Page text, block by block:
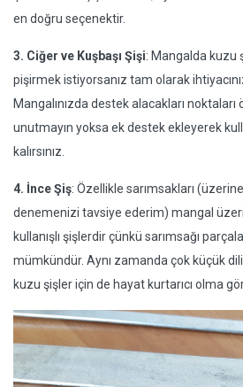
en doğru seçenektir.
3. Ciğer ve Kuşbaşı Şişi: Mangalda kuzu
pişirmek istiyorsanız tam olarak
Mangalınızda destek alacakları
unutmayın yoksa ek destek ekleyerek
kalırsınız.
4. İnce Şiş: Özellikle sarımsakları
denemenizi tavsiye ederim) mangal
kullanışlı şişlerdir çünkü sarımsağı
mümkündür. Aynı zamanda çok küçük
kuzu şişler için de hayat kurtarıcı olma